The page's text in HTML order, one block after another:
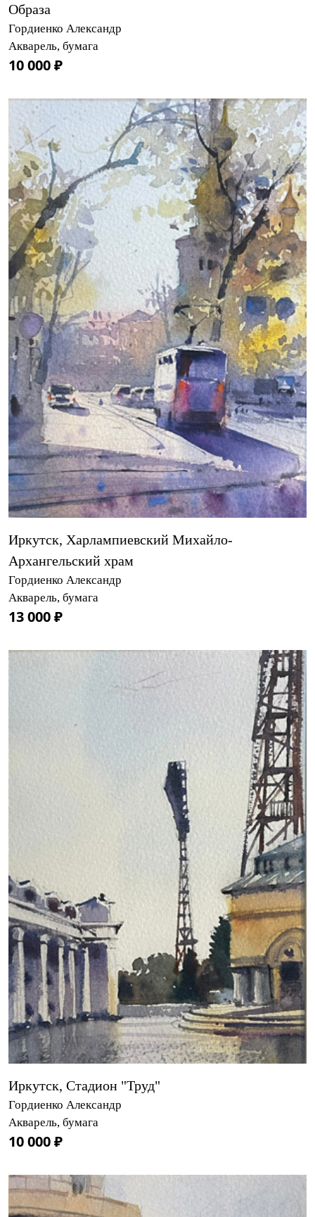
Образа
Гордиенко Александр
Акварель, бумага
10 000 ₽
Иркутск, Харлампиевский Михайло-
Архангельский храм
Гордиенко Александр
Акварель, бумага
13 000 ₽
Иркутск, Стадион "Труд"
Гордиенко Александр
Акварель, бумага
10 000 ₽